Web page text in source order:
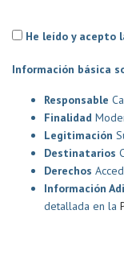
He leído y acepto
Información básica
Responsable
Finalidad
Legitimación
Destinatarios
Derechos
Información
detallada en la